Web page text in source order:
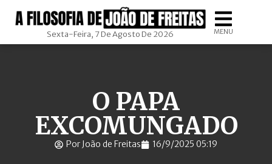
Sexta-Feira, 7 De Agosto De 2026 MENU
O PAPA
EXCOMUNGADO
Por João de Freitas 16/9/2025 05:19